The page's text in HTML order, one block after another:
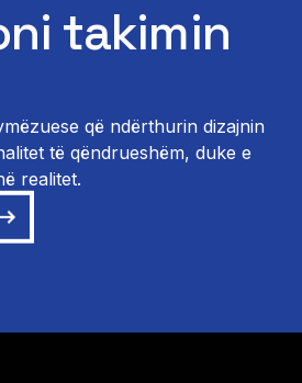
takimin
që ndërthurin dizajnin
të qëndrueshëm, duke e
realitet.